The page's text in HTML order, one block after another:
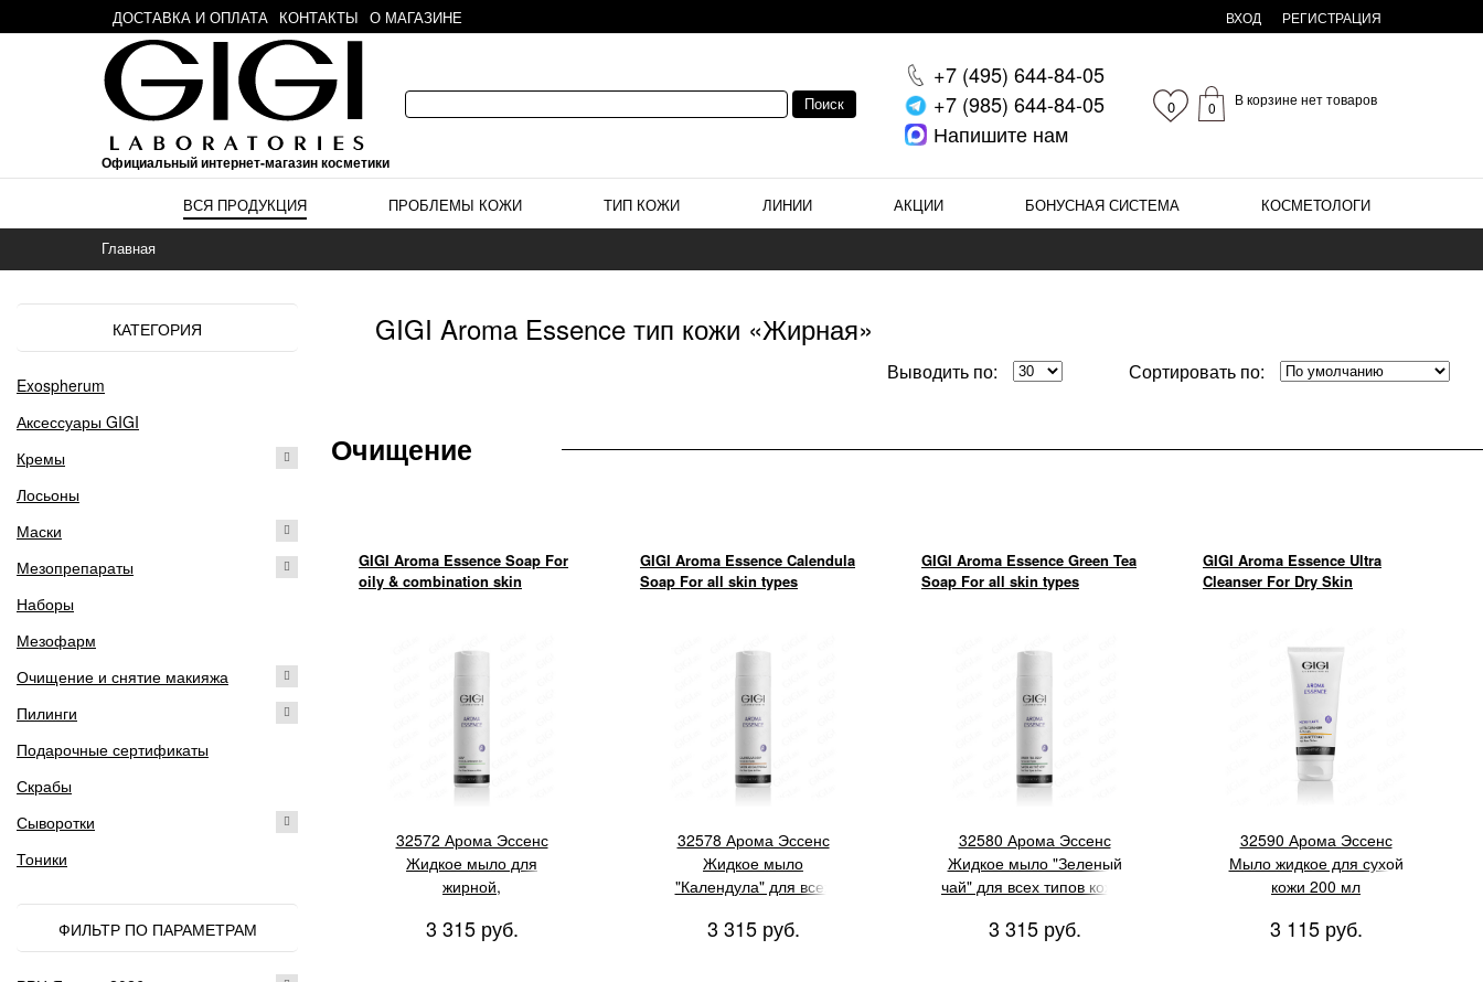
ДОСТАВКА И ОПЛАТА КОНТАКТЫ О МАГАЗИНЕ ВХОД РЕГИСТРАЦИЯ
Официальный интернет-магазин косметики
0 0 В корзине нет товаров
+7 (495) 644-84-05
+7 (985) 644-84-05
Напишите нам
ВСЯ ПРОДУКЦИЯ ПРОБЛЕМЫ КОЖИ ТИП КОЖИ ЛИНИИ АКЦИИ БОНУСНАЯ СИСТЕМА КОСМЕТОЛОГИ
Главная
КАТЕГОРИЯ
Exospherum
Аксессуары GIGI
Кремы
Лосьоны
Маски
Мезопрепараты
Наборы
Мезофарм
Очищение и снятие макияжа
Пилинги
Подарочные сертификаты
Скрабы
Сыворотки
Тоники
ФИЛЬТР ПО ПАРАМЕТРАМ
GIGI Aroma Essence тип кожи «Жирная»
Сортировать по:
Выводить по:
Очищение
GIGI Aroma Essence Soap For
oily & combination skin
32572 Арома Эссенс
Жидкое мыло для
жирной,
250 мл
3 315 руб.
GIGI Aroma Essence Calendula
Soap For all skin types
32578 Арома Эссенс
Жидкое мыло
"Календула" для всех
3 315 руб.
GIGI Aroma Essence Green Tea
Soap For all skin types
32580 Арома Эссенс
Жидкое мыло "Зеленый
чай" для всех типов кожи,
3 315 руб.
GIGI Aroma Essence Ultra
Cleanser For Dry Skin
32590 Арома Эссенс
Мыло жидкое для сухой
кожи 200 мл
3 115 руб.